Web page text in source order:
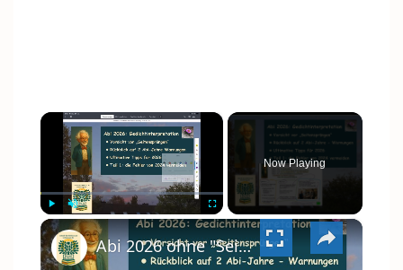
×
PLAY UNMUTE FULLSCREEN
Now Playing
×
Abi 2026 ohne "Seitensprünge" - typische Interpretationsfehler vermeiden - keine unnötigen Deutungen